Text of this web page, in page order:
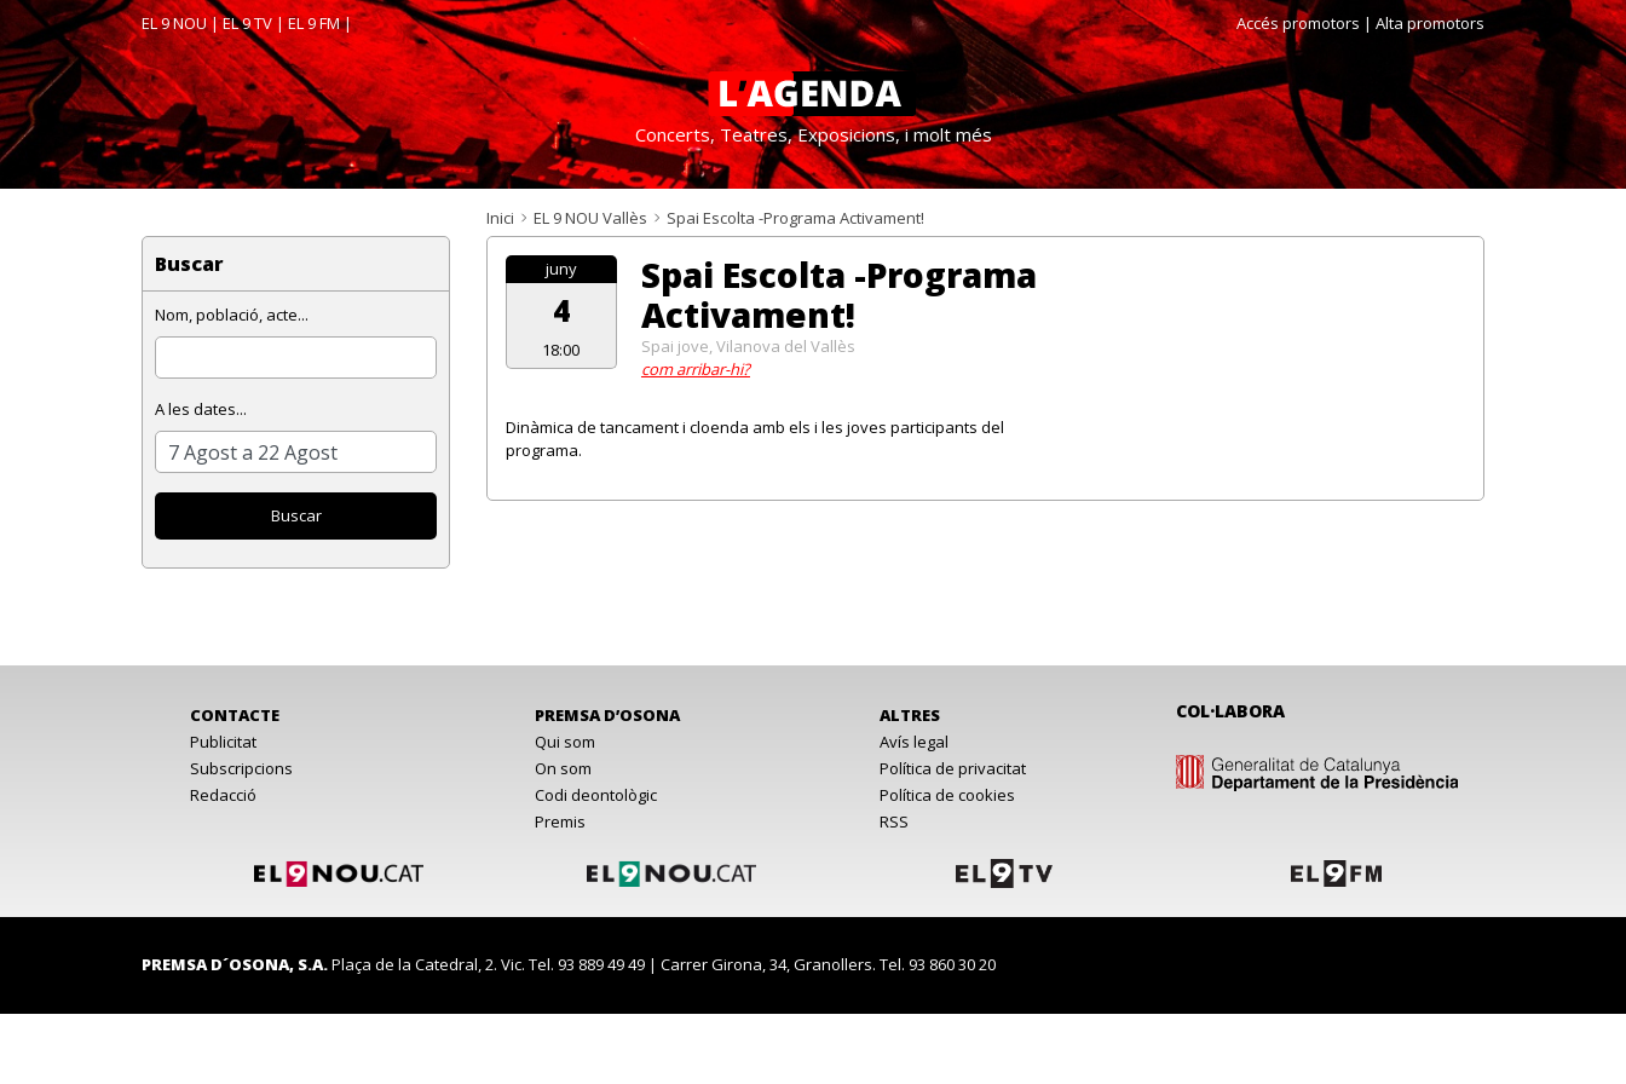
EL 9 NOU|EL 9 TV |EL 9 FM| Accés promotors | Alta promotors
Concerts, Teatres, Exposicions, i molt més
Buscar
Nom, població, acte...
A les dates...
Inici EL 9 NOU Vallès Spai Escolta -Programa Activament!
juny
4
18:00
Spai Escolta -Programa
Activament!
Spai jove, Vilanova del Vallès
com arribar-hi?
Dinàmica de tancament i cloenda amb els i les joves participants del
programa.
CONTACTE
Publicitat
Subscripcions
Redacció
PREMSA D’OSONA
Qui som
On som
Codi deontològic
Premis
ALTRES
Avís legal
Política de privacitat
Política de cookies
RSS
COL·LABORA
PREMSA D´OSONA, S.A.Plaça de la Catedral, 2. Vic. Tel. 93 889 49 49 | Carrer Girona, 34, Granollers. Tel. 93 860 30 20